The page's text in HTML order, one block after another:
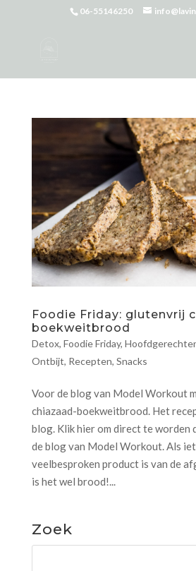
06-55146250
Foodie Friday: glutenvrij
boekweitbrood
Detox, Foodie Friday,
Ontbijt, Recepten, Snacks
Voor de blog van Model Workout
chiazaad-boekweitbrood. Het
blog. Klik hier om direct te worden
de blog van Model Workout. Als
veelbesproken product is van de
is het wel brood!...
Zoek